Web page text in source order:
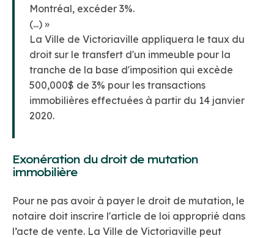
Montréal, excéder 3%.
(...) »
La Ville de Victoriaville appliquera le taux du
droit sur le transfert d'un immeuble pour la
tranche de la base d'imposition qui excède
500,000$ de 3% pour les transactions
immobilières effectuées à partir du 14 janvier
2020.
Exonération du droit de mutation
immobilière
Pour ne pas avoir à payer le droit de mutation, le
notaire doit inscrire l'article de loi approprié dans
l’acte de vente. La Ville de Victoriaville peut